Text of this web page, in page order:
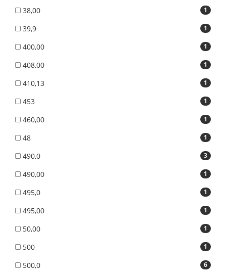
1
38,00
1
39,9
1
400,00
1
408,00
1
410,13
1
453
1
460,00
1
48
3
490,0
1
490,00
1
495,0
1
495,00
1
50,00
1
500
6
500,0